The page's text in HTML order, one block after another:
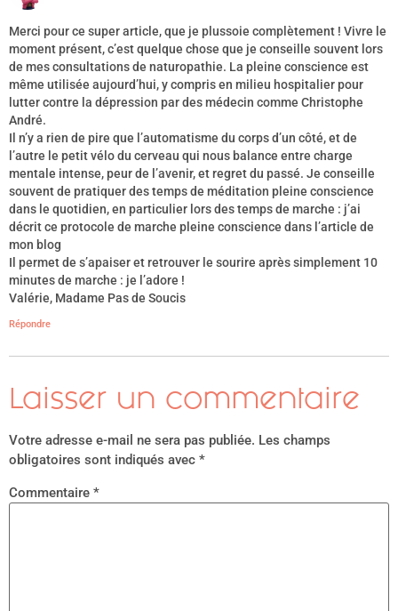
Merci pour ce super article, que je plussoie complètement ! Vivre le
moment présent, c’est quelque chose que je conseille souvent lors
de mes consultations de naturopathie. La pleine conscience est
même utilisée aujourd’hui, y compris en milieu hospitalier pour
lutter contre la dépression par des médecin comme Christophe
André.
Il n’y a rien de pire que l’automatisme du corps d’un côté, et de
l’autre le petit vélo du cerveau qui nous balance entre charge
mentale intense, peur de l’avenir, et regret du passé. Je conseille
souvent de pratiquer des temps de méditation pleine conscience
dans le quotidien, en particulier lors des temps de marche : j’ai
décrit ce protocole de marche pleine conscience dans l’article de
mon blog
Il permet de s’apaiser et retrouver le sourire après simplement 10
minutes de marche : je l’adore !
Valérie, Madame Pas de Soucis
Répondre
Laisser un commentaire
Votre adresse e-mail ne sera pas publiée. Les champs
obligatoires sont indiqués avec *
Commentaire *